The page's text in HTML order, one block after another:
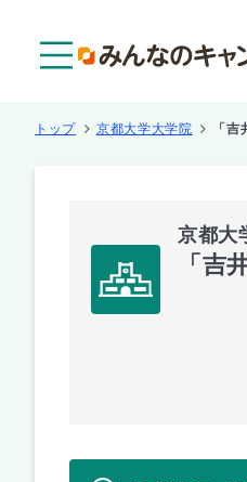
トップ 京都大学大学院 「
京都大
「吉